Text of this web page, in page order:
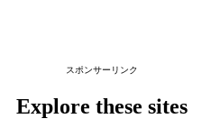
スポンサーリンク
Explore these sites